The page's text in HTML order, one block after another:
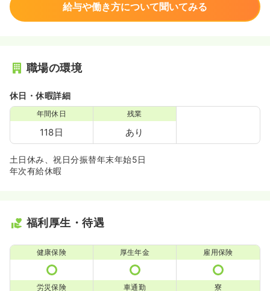
給与や働き方について聞いてみる
職場の環境
休日・休暇詳細
年間休日
118日
残業
あり
土日休み、祝日分振替年末年始5日
年次有給休暇
福利厚生・待遇
健康保険 厚生年金 雇用保険
労災保険 車通勤 寮